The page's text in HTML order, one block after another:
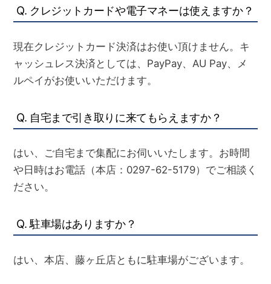
Q. クレジットカードや電子マネーは使えますか？
現在クレジットカード決済はお使い頂けません。キ
ャッシュレス決済としては、PayPay、AU Pay、メ
ルペイがお使いいただけます。
Q. 自宅まで引き取りに来てもらえますか？
はい、ご自宅まで集配にお伺いいたします。お時間
や日時はお電話（本店：0297-62-5179）でご相談く
ださい。
Q. 駐車場はありますか？
はい、本店、藤ヶ丘店ともに駐車場がございます。